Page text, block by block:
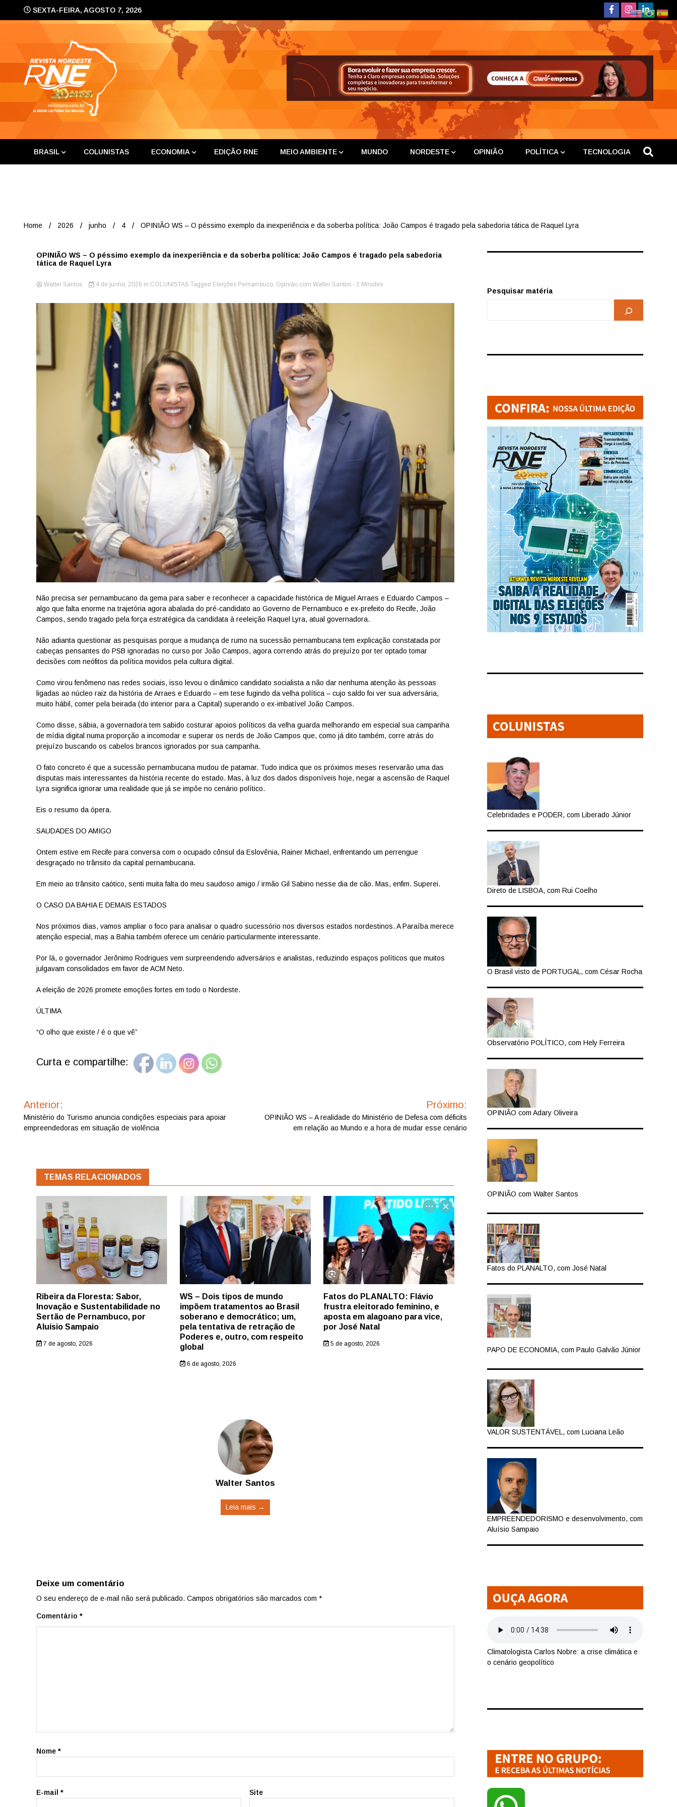
SEXTA-FEIRA, AGOSTO 7, 2026
Revista Nordeste
A nova leitura do Brasil
BRASIL COLUNISTAS ECONOMIA EDIÇÃO RNE MEIO AMBIENTE MUNDO NORDESTE OPINIÃO POLÍTICA TECNOLOGIA
Home 2026 junho 4 OPINIÃO WS – O péssimo exemplo da inexperiência e da soberba política: João Campos é tragado pela sabedoria tática de Raquel Lyra
OPINIÃO WS – O péssimo exemplo da inexperiência e da soberba política: João Campos é tragado pela sabedoria
tática de Raquel Lyra
Walter Santos 4 de junho, 2026 in COLUNISTAS Tagged Eleições Pernambuco, Opinião com Walter Santos - 2 Minutes
Não precisa ser pernambucano da gema para saber e reconhecer a capacidade histórica de Miguel Arraes e Eduardo Campos –
algo que falta enorme na trajetória agora abalada do pré-candidato ao Governo de Pernambuco e ex-prefeito do Recife, João
Campos, sendo tragado pela força estratégica da candidata à reeleição Raquel Lyra, atual governadora.
Não adianta questionar as pesquisas porque a mudança de rumo na sucessão pernambucana tem explicação constatada por
cabeças pensantes do PSB ignoradas no curso por João Campos, agora correndo atrás do prejuízo por ter optado tomar
decisões com neófitos da política movidos pela cultura digital.
Como virou fenômeno nas redes sociais, isso levou o dinâmico candidato socialista a não dar nenhuma atenção às pessoas
ligadas ao núcleo raiz da história de Arraes e Eduardo – em tese fugindo da velha política – cujo saldo foi ver sua adversária,
muito hábil, comer pela beirada (do interior para a Capital) superando o ex-imbatível João Campos.
Como disse, sábia, a governadora tem sabido costurar apoios políticos da velha guarda melhorando em especial sua campanha
de mídia digital numa proporção a incomodar e superar os nerds de João Campos que, como já dito também, corre atrás do
prejuízo buscando os cabelos brancos ignorados por sua campanha.
O fato concreto é que a sucessão pernambucana mudou de patamar. Tudo indica que os próximos meses reservarão uma das
disputas mais interessantes da história recente do estado. Mas, à luz dos dados disponíveis hoje, negar a ascensão de Raquel
Lyra significa ignorar uma realidade que já se impõe no cenário político.
Eis o resumo da ópera.
SAUDADES DO AMIGO
Ontem estive em Recife para conversa com o ocupado cônsul da Eslovênia, Rainer Michael, enfrentando um perrengue
desgraçado no trânsito da capital pernambucana.
Em meio ao trânsito caótico, senti muita falta do meu saudoso amigo / irmão Gil Sabino nesse dia de cão. Mas, enfim. Superei.
O CASO DA BAHIA E DEMAIS ESTADOS
Nos próximos dias, vamos ampliar o foco para analisar o quadro sucessório nos diversos estados nordestinos. A Paraíba merece
atenção especial, mas a Bahia também oferece um cenário particularmente interessante.
Por lá, o governador Jerônimo Rodrigues vem surpreendendo adversários e analistas, reduzindo espaços políticos que muitos
julgavam consolidados em favor de ACM Neto.
A eleição de 2026 promete emoções fortes em todo o Nordeste.
ÚLTIMA
“O olho que existe / é o que vê”
Curta e compartilhe:
de
Anterior:
Ministério do Turismo anuncia condições especiais para apoiar
empreendedoras em situação de violência
Próximo:
OPINIÃO WS – A realidade do Ministério de Defesa com déficits
em relação ao Mundo e a hora de mudar esse cenário
TEMAS RELACIONADOS
Ribeira da Floresta: Sabor,
Inovação e Sustentabilidade no
Sertão de Pernambuco, por
Aluísio Sampaio
7 de agosto, 2026
WS – Dois tipos de mundo
impõem tratamentos ao Brasil
soberano e democrático; um,
pela tentativa de retração de
Poderes e, outro, com respeito
global
6 de agosto, 2026
Fatos do PLANALTO: Flávio
frustra eleitorado feminino, e
aposta em alagoano para vice,
por José Natal
5 de agosto, 2026
Walter Santos
Leia mais →
Deixe um comentário
O seu endereço de e-mail não será publicado. Campos obrigatórios são marcados com *
Comentário *
Nome *
E-mail * Site
Pesquisar matéria
Celebridades e PODER, com Liberado Júnior
Direto de LISBOA, com Rui Coelho
O Brasil visto de PORTUGAL, com César Rocha
Observatório POLÍTICO, com Hely Ferreira
OPINIÃO com Adary Oliveira
OPINIÃO com Walter Santos
Fatos do PLANALTO, com José Natal
PAPO DE ECONOMIA, com Paulo Galvão Júnior
VALOR SUSTENTÁVEL, com Luciana Leão
EMPREENDEDORISMO e desenvolvimento, com
Aluísio Sampaio
Climatologista Carlos Nobre: a crise climática e
o cenário geopolítico